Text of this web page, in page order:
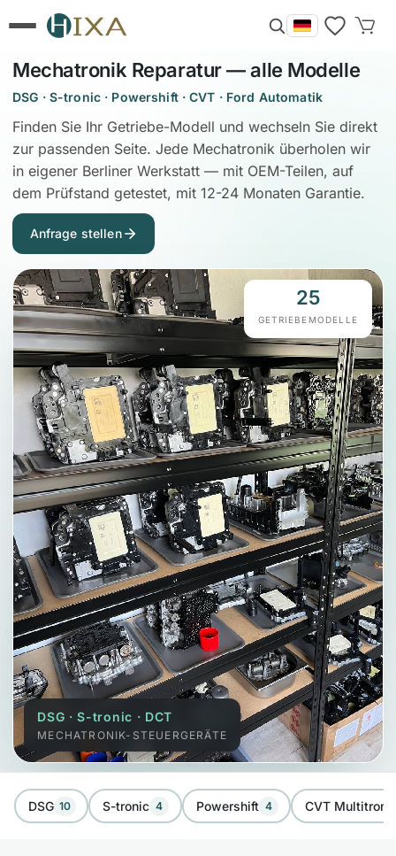
Mechatronik Reparatur — alle Modelle
DSG · S-tronic · Powershift · CVT · Ford Automatik
Finden Sie Ihr Getriebe-Modell und wechseln Sie direkt
zur passenden Seite. Jede Mechatronik überholen wir
in eigener Berliner Werkstatt — mit OEM-Teilen, auf
dem Prüfstand getestet, mit 12-24 Monaten Garantie.
Anfrage stellen
25
GETRIEBEMODELLE
DSG · S-tronic · DCT
MECHATRONIK-STEUERGERÄTE
DSG 10 S-tronic 4 Powershift 4 CVT